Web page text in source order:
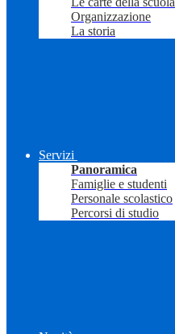
Organizzazione
La storia
Servizi
Panoramica
Famiglie e studenti
Personale scolastico
Percorsi di studio